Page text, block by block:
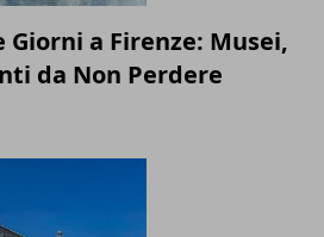
a Firenze: Musei,
da Non Perdere